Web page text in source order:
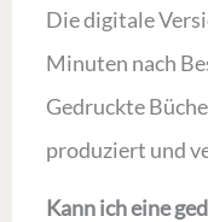
Die digitale
Minuten nach
Gedruckte
produziert und
Kann ich eine